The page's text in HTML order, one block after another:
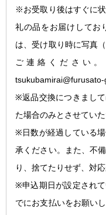
※お受取り後はすぐに
礼の品をお届けしてお
は、受け取り時に写真
ご連絡ください。
tsukubamirai@furusato-
※返品交換につきまし
た場合のみとさせていた
※日数が経過している
承ください。また、不
り、捨てたりせず、対
※申込期日が設定され
でにお支払いをお願い